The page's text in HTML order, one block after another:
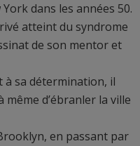
dans les années 50.
atteint du syndrome
de son mentor et
à sa détermination, il
d’ébranler la ville
en passant par